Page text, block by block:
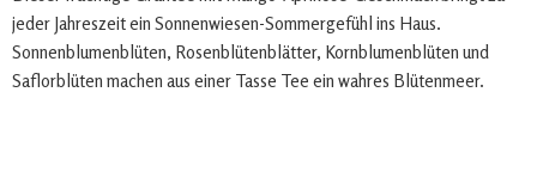
jeder Jahreszeit ein Sonnenwiesen-Sommergefühl ins Haus.
Sonnenblumenblüten, Rosenblütenblätter, Kornblumenblüten und
Saflorblüten machen aus einer Tasse Tee ein wahres Blütenmeer.